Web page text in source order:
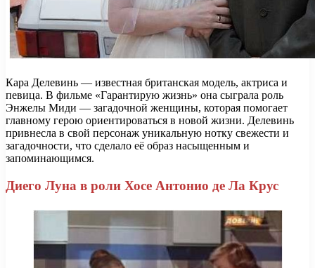
Кара Делевинь — известная британская модель, актриса и
певица. В фильме «Гарантирую жизнь» она сыграла роль
Энжелы Миди — загадочной женщины, которая помогает
главному герою ориентироваться в новой жизни. Делевинь
привнесла в свой персонаж уникальную нотку свежести и
загадочности, что сделало её образ насыщенным и
запоминающимся.
Диего Луна в роли Хосе Антонио де Ла Крус